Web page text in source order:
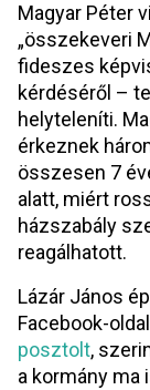
Magyar Péter
„összekeveri
fideszes
kérdéséről –
helyteleníti.
érkeznek
összesen 7
alatt, miért
házszabály
reagálhatott.
Lázár János
Facebook-
posztolt,
a kormány ma